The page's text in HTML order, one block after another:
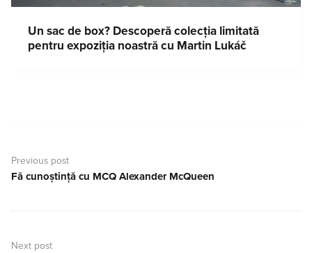
Un sac de box? Descoperă colecția limitată
pentru expoziția noastră cu Martin Lukáč
în
articole
Previous post
Previous
Fă cunoștință cu MCQ Alexander McQueen
Next post